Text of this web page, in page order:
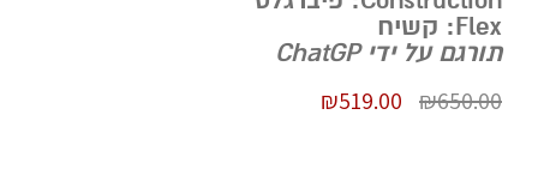
Flex: קשיח
תורגם על ידי ChatGP
₪650.00
₪519.00